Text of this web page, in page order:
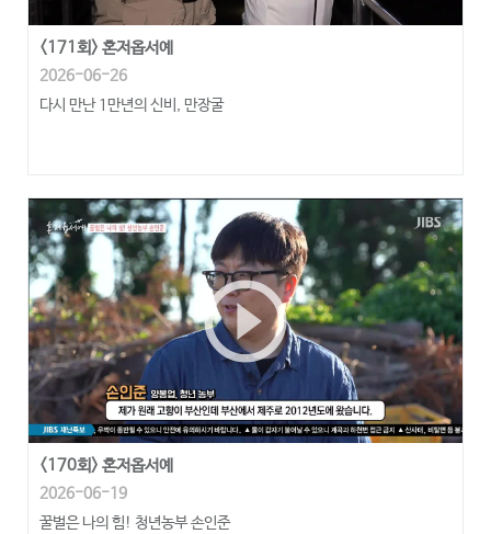
<171회> 혼저옵서예
2026-06-26
다시 만난 1만년의 신비, 만장굴
play_circle_outline
<170회> 혼저옵서예
2026-06-19
꿀벌은 나의 힘! 청년농부 손인준